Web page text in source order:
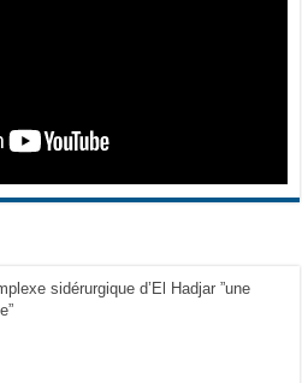
sidérurgique d’El Hadjar ”une